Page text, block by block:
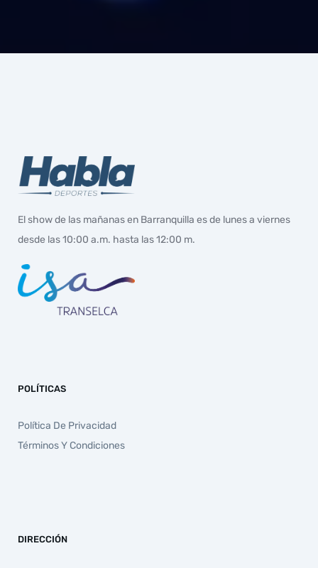
El show de las mañanas en Barranquilla es de lunes a viernes
desde las 10:00 a.m. hasta las 12:00 m.
POLÍTICAS
Política De Privacidad
Términos Y Condiciones
DIRECCIÓN